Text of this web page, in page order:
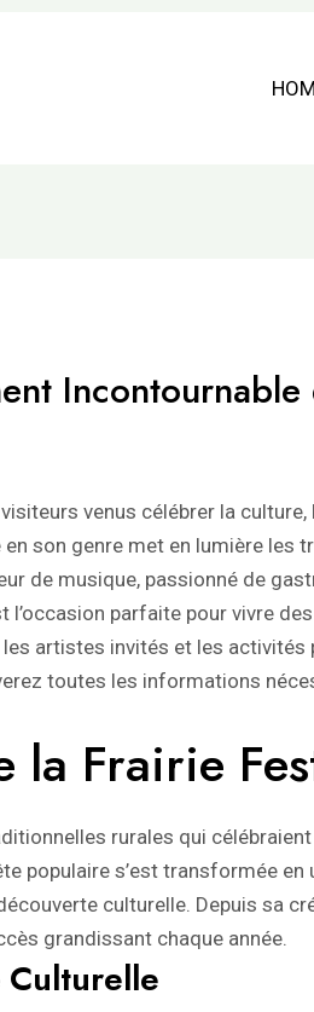
Incontournable
venus célébrer la
son genre met en lumière
de musique, passionné de
parfaite pour vivre
artistes invités et les activités
toutes les informations
Frairie
rurales qui
populaire s’est transformée
culturelle. Depuis sa
grandissant chaque année.
Culturelle